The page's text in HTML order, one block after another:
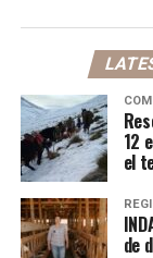
12
el
de